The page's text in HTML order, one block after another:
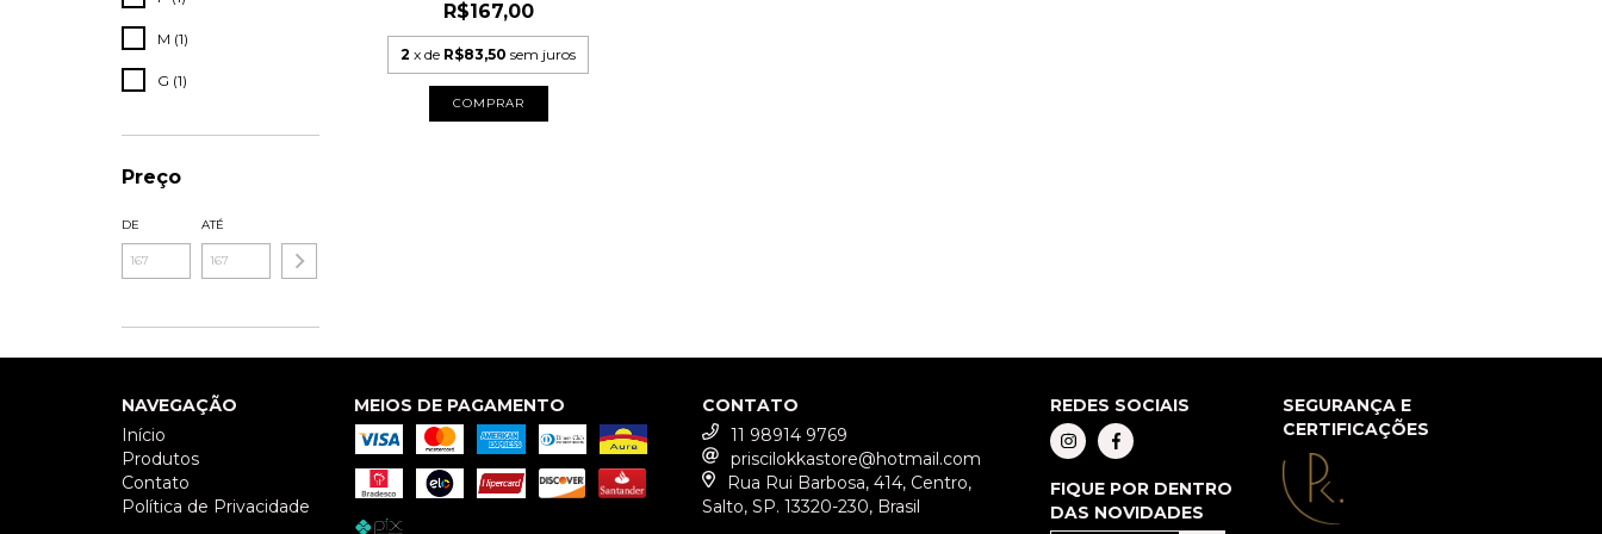
M (1)
G (1)
Preço
DE ATÉ
R$167,00
2 x de R$83,50 sem juros
COMPRAR
NAVEGAÇÃO
Início
Produtos
Contato
Política de Privacidade
MEIOS DE PAGAMENTO
CONTATO
11 98914 9769
priscilokkastore@hotmail.com
Rua Rui Barbosa, 414, Centro,
Salto, SP. 13320-230, Brasil
REDES SOCIAIS
FIQUE POR DENTRO
DAS NOVIDADES
SEGURANÇA E
CERTIFICAÇÕES